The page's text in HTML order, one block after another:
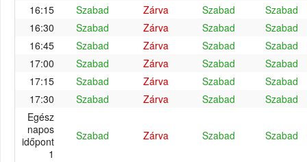
16:15
Szabad Zárva Szabad
Szabad
16:30
Szabad Zárva Szabad
Szabad
16:45
Szabad Zárva Szabad
Szabad
17:00
Szabad Zárva Szabad
Szabad
17:15
Szabad Zárva Szabad
Szabad
17:30
Szabad Zárva Szabad
Szabad
Egész
napos
időpont
1
Szabad Zárva Szabad Szabad